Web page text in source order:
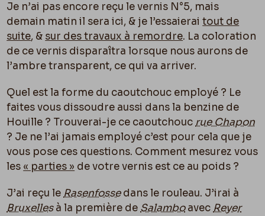
Je n’ai pas encore reçu le vernis N°5, mais
demain matin il sera ici, & je l’essaieraitout de
suite, & sur des travaux à remordre. La coloration
de ce vernis disparaîtra lorsque nous aurons de
l’ambre transparent, ce qui va arriver.
Quel est la forme du caoutchouc employé ? Le
faites vous dissoudre aussi dans la benzine de
Houille ? Trouverai-je ce caoutchouc rue Chapon
? Je ne l’ai jamais employé c’est pour cela que je
vous pose ces questions. Comment mesurez vous
les « parties » de votre vernis est ce au poids ?
J’ai reçu le Rasenfossedans le rouleau. J’irai à
Bruxellesà la première de Salamboavec Reyer